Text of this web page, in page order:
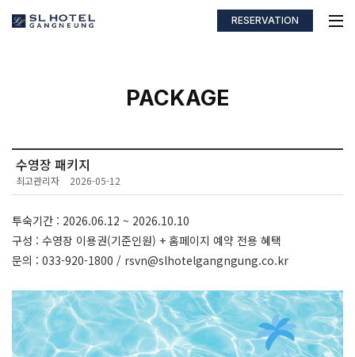
RESERVATION
PACKAGE
수영장 패키지
최고관리자 2026-05-12
투숙기간 : 2026.06.12 ~ 2026.10.10
구성 : 수영장 이용권(기준인원) + 홈페이지 예약 전용 혜택
문의 : 033-920-1800 / rsvn@slhotelgangngung.co.kr